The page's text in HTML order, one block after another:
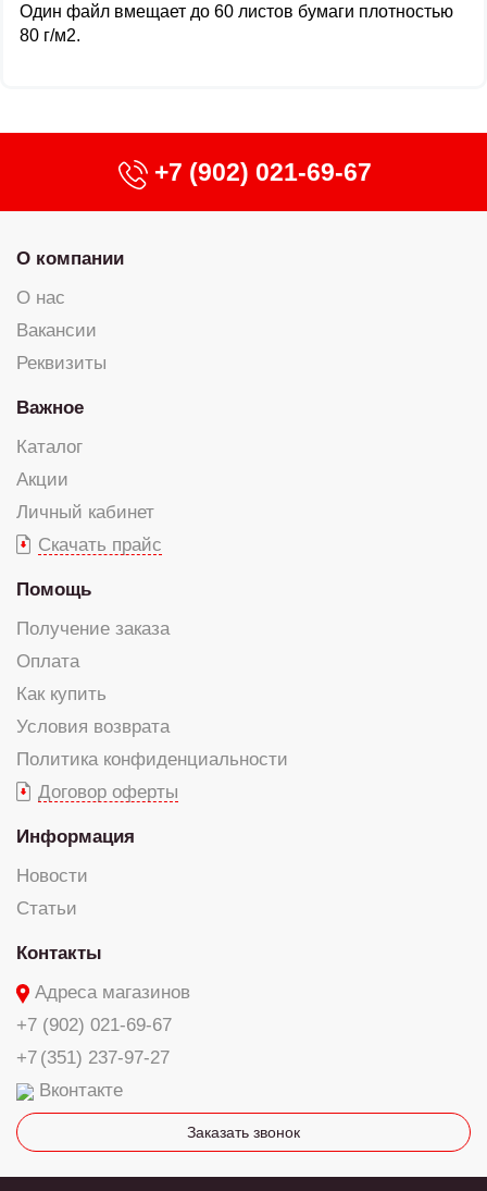
Один файл вмещает до 60 листов бумаги плотностью
80 г/м2.
+7 (902) 021-69-67
О компании
О нас
Вакансии
Реквизиты
Важное
Каталог
Акции
Личный кабинет
Скачать прайс
Помощь
Получение заказа
Оплата
Как купить
Условия возврата
Политика конфиденциальности
Договор оферты
Информация
Новости
Статьи
Контакты
Адреса магазинов
+7 (902) 021-69-67
+7 (351) 237-97-27
Вконтакте
Заказать звонок